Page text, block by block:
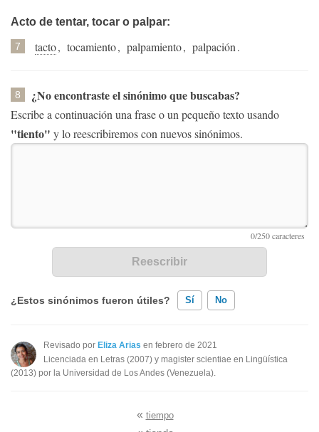
Acto de tentar, tocar o palpar:
7 tacto, tocamiento, palpamiento, palpación.
8 ¿No encontraste el sinónimo que buscabas?
Escribe a continuación una frase o un pequeño texto usando
"tiento" y lo reescribiremos con nuevos sinónimos.
¿Estos sinónimos fueron útiles? Sí No
Existen sinónimos incorrectos
Ninguno de los sinónimos presentados me ayudó
Revisado por Eliza Arias en febrero de 2021
Licenciada en Letras (2007) y magister scientiae en Lingüística
(2013) por la Universidad de Los Andes (Venezuela).
« tiempo